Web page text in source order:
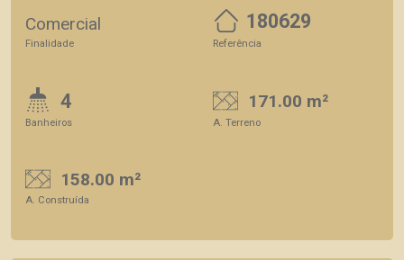
Comercial
Finalidade
180629
Referência
4
Banheiros
171.00 m²
A. Terreno
158.00 m²
A. Construída